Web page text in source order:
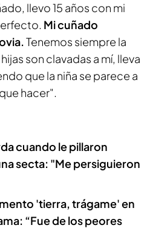
llevo 15 años con mi
Mi cuñado
Tenemos siempre la
son clavadas a mí, lleva
que la niña se parece a
hacer".
cuando le pillaron
secta: "Me persiguieron
'tierra, trágame' en
“Fue de los peores